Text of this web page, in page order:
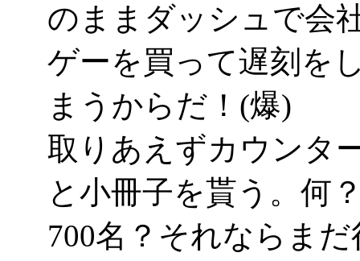
のままダッシュで会
ゲーを買って遅刻を
まうからだ！(爆)
取りあえずカウンタ
と小冊子を貰う。何
700名？それならま